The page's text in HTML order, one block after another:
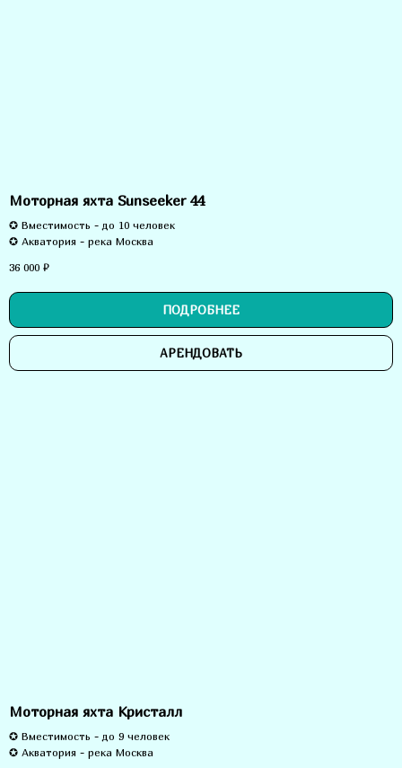
Моторная яхта Sunseeker 44
✪ Вместимость - до 10 человек
✪ Акватория - река Москва
36 000 ₽
ПОДРОБНЕЕ
АРЕНДОВАТЬ
Моторная яхта Кристалл
✪ Вместимость - до 9 человек
✪ Акватория - река Москва